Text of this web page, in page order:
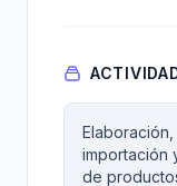
importación
de